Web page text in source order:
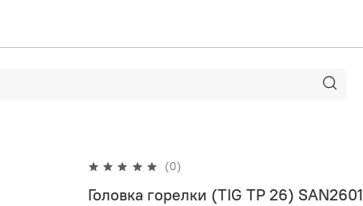
(0)
Головка горелки (TIG TP 26) SAN2601